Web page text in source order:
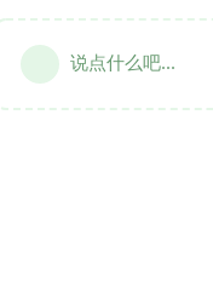
说点什么吧...